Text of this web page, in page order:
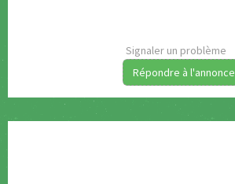
Signaler un problème
Répondre à l'annonce